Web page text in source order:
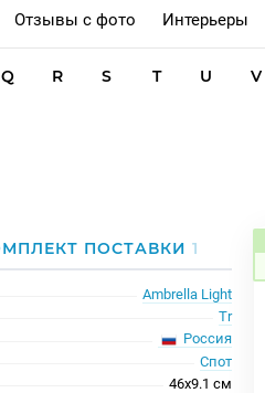
Отзывы с фото Интерьеры
Q R S T U V
ПОСТАВКИ1
Ambrella Light
Tr
Россия
Спот
46x9.1 см